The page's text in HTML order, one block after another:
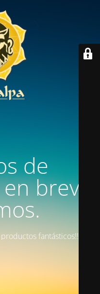
de
breve
productos fantásticos!!